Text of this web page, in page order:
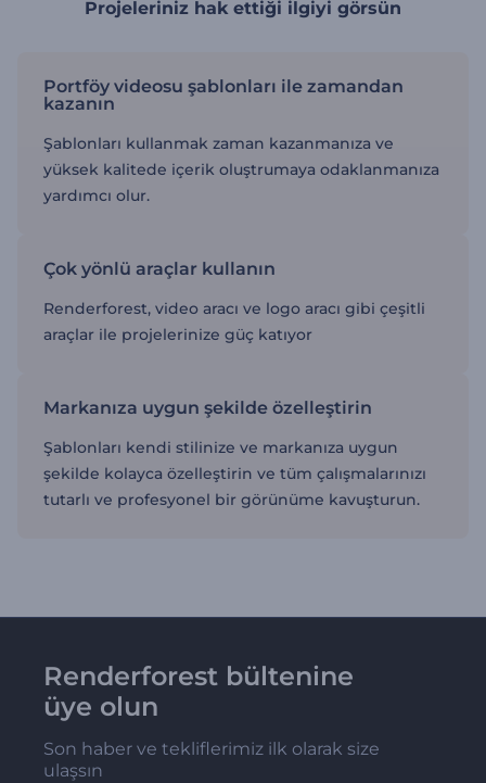
Projeleriniz hak ettiği ilgiyi görsün
Portföy videosu şablonları ile zamandan
kazanın
Şablonları kullanmak zaman kazanmanıza ve
yüksek kalitede içerik oluştrumaya odaklanmanıza
yardımcı olur.
Çok yönlü araçlar kullanın
Renderforest, video aracı ve logo aracı gibi çeşitli
araçlar ile projelerinize güç katıyor
Markanıza uygun şekilde özelleştirin
Şablonları kendi stilinize ve markanıza uygun
şekilde kolayca özelleştirin ve tüm çalışmalarınızı
tutarlı ve profesyonel bir görünüme kavuşturun.
Renderforest bültenine
üye olun
Son haber ve tekliflerimiz ilk olarak size
ulaşsın